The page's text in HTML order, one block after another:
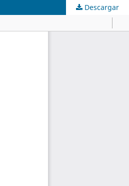
Descargar